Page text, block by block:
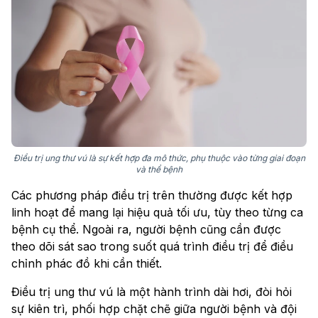
Điều trị ung thư vú là sự kết hợp đa mô thức, phụ thuộc vào từng giai đoạn
và thể bệnh
Các phương pháp điều trị trên thường được kết hợp
linh hoạt để mang lại hiệu quả tối ưu, tùy theo từng ca
bệnh cụ thể. Ngoài ra, người bệnh cũng cần được
theo dõi sát sao trong suốt quá trình điều trị để điều
chỉnh phác đồ khi cần thiết.
Điều trị ung thư vú là một hành trình dài hơi, đòi hỏi
sự kiên trì, phối hợp chặt chẽ giữa người bệnh và đội